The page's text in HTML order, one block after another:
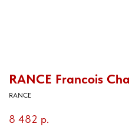
RANCE Francois
RANCE
8 482 р.